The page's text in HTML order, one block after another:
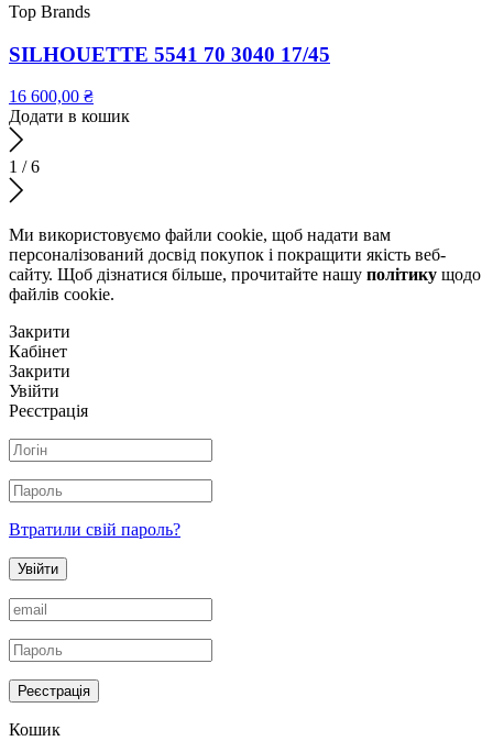
Top Brands
SILHOUETTE 5541 70 3040 17/45
16 600,00 ₴
Додати в кошик
1 /6
Ми використовуємо файли cookie, щоб надати вам
персоналізований досвід покупок і покращити якість веб-
сайту. Щоб дізнатися більше, прочитайте нашу політику щодо
файлів сookie.
Закрити
Кабінет
Закрити
Увійти
Реєстрація
Втратили свій пароль?
Увійти
Реєстрація
Кошик